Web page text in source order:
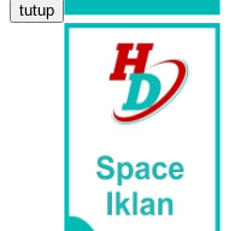
tutup